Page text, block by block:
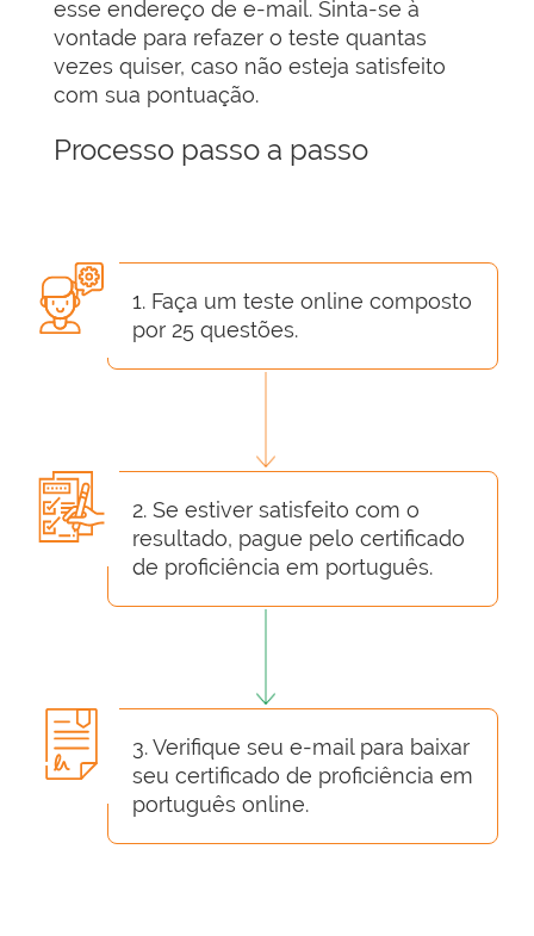
esse endereço de e-mail. Sinta-se à
vontade para refazer o teste quantas
vezes quiser, caso não esteja satisfeito
com sua pontuação.
Processo passo a passo
1. Faça um teste online composto
por 25 questões.
2. Se estiver satisfeito com o
resultado, pague pelo certificado
de proficiência em português.
3. Verifique seu e-mail para baixar
seu certificado de proficiência em
português online.